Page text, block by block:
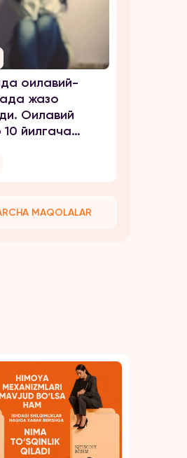
оилавий-
жазо
Оилавий
йилгача
MAQOLALAR